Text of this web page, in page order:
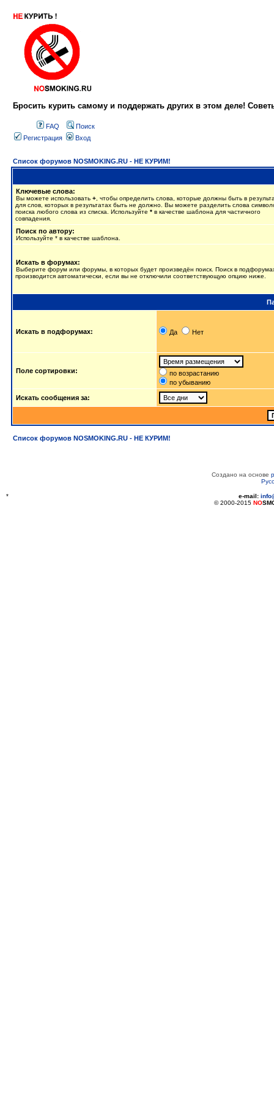
Бросить курить самому и поддержать других в этом деле!
FAQ
Поиск
Регистрация
Вход
Список форумов NOSMOKING.RU - НЕ КУРИМ!
Ключевые слова:
Вы можете использовать + , чтобы определить слова, которые должны быть в
для слов, которых в результатах быть не должно. Вы можете разделить слова
поиска любого слова из списка. Используйте * в качестве шаблона для частичного
совпадения.
Поиск по автору:
Используйте * в качестве шаблона.
Искать в форумах:
Выберите форум или форумы, в которых будет произведён поиск. Поиск в
производится автоматически, если вы не отключили соответствующую опцию ниже.
Искать в подфорумах: Да Нет
Поле сортировки:
по возрастанию
по убыванию
Искать сообщения за:
Список форумов NOSMOKING.RU - НЕ КУРИМ!
Создано на основе
* e-mail:
© 2000-2015 NO